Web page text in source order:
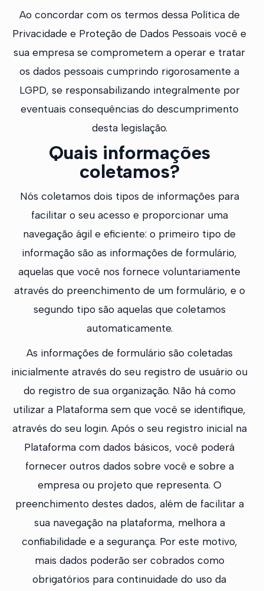
Ao concordar com os termos dessa Política de
Privacidade e Proteção de Dados Pessoais você e
sua empresa se comprometem a operar e tratar
os dados pessoais cumprindo rigorosamente a
LGPD, se responsabilizando integralmente por
eventuais consequências do descumprimento
desta legislação.
Quais informações
coletamos?
Nós coletamos dois tipos de informações para
facilitar o seu acesso e proporcionar uma
navegação ágil e eficiente: o primeiro tipo de
informação são as informações de formulário,
aquelas que você nos fornece voluntariamente
através do preenchimento de um formulário, e o
segundo tipo são aquelas que coletamos
automaticamente.
As informações de formulário são coletadas
inicialmente através do seu registro de usuário ou
do registro de sua organização. Não há como
utilizar a Plataforma sem que você se identifique,
através do seu login. Após o seu registro inicial na
Plataforma com dados básicos, você poderá
fornecer outros dados sobre você e sobre a
empresa ou projeto que representa. O
preenchimento destes dados, além de facilitar a
sua navegação na plataforma, melhora a
confiabilidade e a segurança. Por este motivo,
mais dados poderão ser cobrados como
obrigatórios para continuidade do uso da